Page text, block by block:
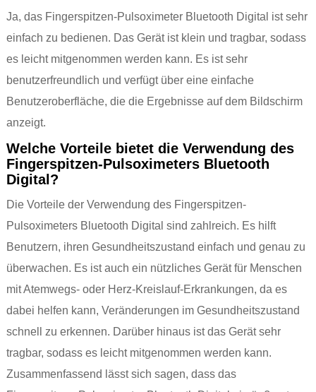
Ja, das Fingerspitzen-Pulsoximeter Bluetooth Digital ist sehr
einfach zu bedienen. Das Gerät ist klein und tragbar, sodass
es leicht mitgenommen werden kann. Es ist sehr
benutzerfreundlich und verfügt über eine einfache
Benutzeroberfläche, die die Ergebnisse auf dem Bildschirm
anzeigt.
Welche Vorteile bietet die Verwendung des
Fingerspitzen-Pulsoximeters Bluetooth
Digital?
Die Vorteile der Verwendung des Fingerspitzen-
Pulsoximeters Bluetooth Digital sind zahlreich. Es hilft
Benutzern, ihren Gesundheitszustand einfach und genau zu
überwachen. Es ist auch ein nützliches Gerät für Menschen
mit Atemwegs- oder Herz-Kreislauf-Erkrankungen, da es
dabei helfen kann, Veränderungen im Gesundheitszustand
schnell zu erkennen. Darüber hinaus ist das Gerät sehr
tragbar, sodass es leicht mitgenommen werden kann.
Zusammenfassend lässt sich sagen, dass das